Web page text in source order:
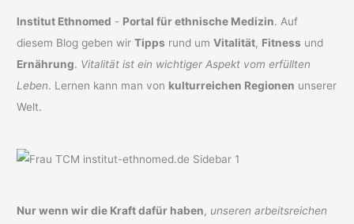
Institut Ethnomed - Portal für ethnische Medizin. Auf
diesem Blog geben wirTipps rund umVitalität, Fitness und
Ernährung. Vitalität ist ein wichtiger Aspekt vom erfüllten
Leben. Lernen kann man von kulturreichen Regionen unserer
Welt.
Nur wenn wir die Kraft dafür haben, unseren arbeitsreichen